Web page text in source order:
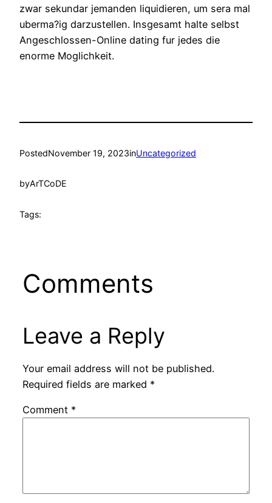
zwar sekundar jemanden liquidieren, um sera mal
uberma?ig darzustellen. Insgesamt halte selbst
Angeschlossen-Online dating fur jedes die
enorme Moglichkeit.
PostedNovember 19, 2023inUncategorized
byArTCoDE
Tags:
Comments
Leave a Reply
Your email address will not be published.
Required fields are marked *
Comment *